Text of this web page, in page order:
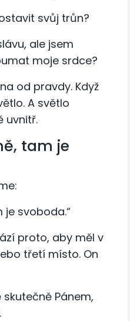
svůj trůn?
ale jsem
moje srdce?
od pravdy. Když
A světlo
uvnitř.
tam je
je svoboda.“
proto, aby měl v
třetí místo. On
skutečně Pánem,